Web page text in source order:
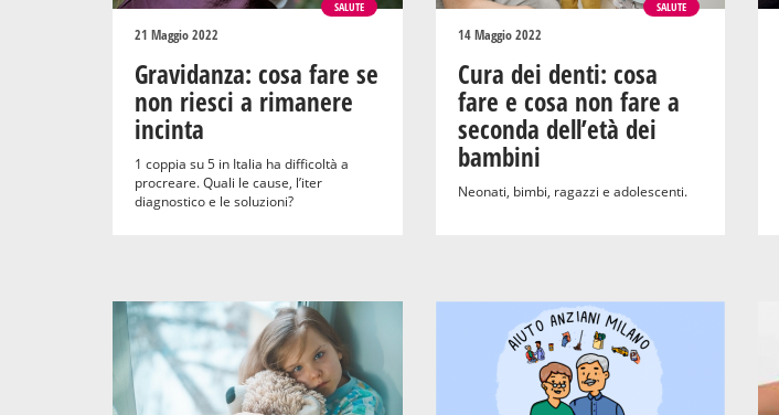
SALUTE
21 Maggio 2022
Gravidanza: cosa fare se
non riesci a rimanere
incinta
1 coppia su 5 in Italia ha difficoltà a
procreare. Quali le cause, l’iter
diagnostico e le soluzioni?
SALUTE
14 Maggio 2022
Cura dei denti: cosa
fare e cosa non fare a
seconda dell’età dei
bambini
Neonati, bimbi, ragazzi e adolescenti.